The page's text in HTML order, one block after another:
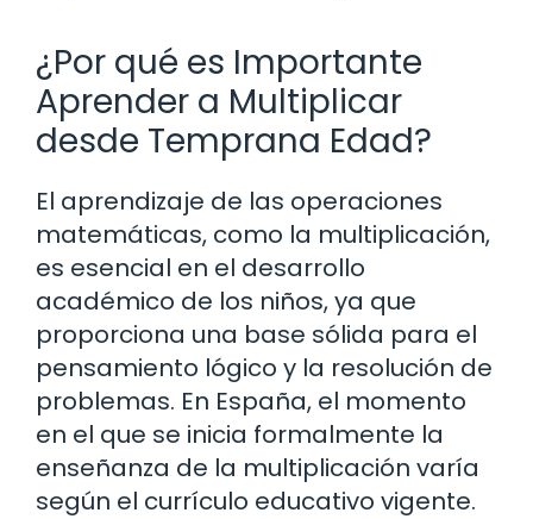
¿Por qué es Importante
Aprender a Multiplicar
desde Temprana Edad?
El aprendizaje de las operaciones
matemáticas, como la multiplicación,
es esencial en el desarrollo
académico de los niños, ya que
proporciona una base sólida para el
pensamiento lógico y la resolución de
problemas. En España, el momento
en el que se inicia formalmente la
enseñanza de la multiplicación varía
según el currículo educativo vigente.